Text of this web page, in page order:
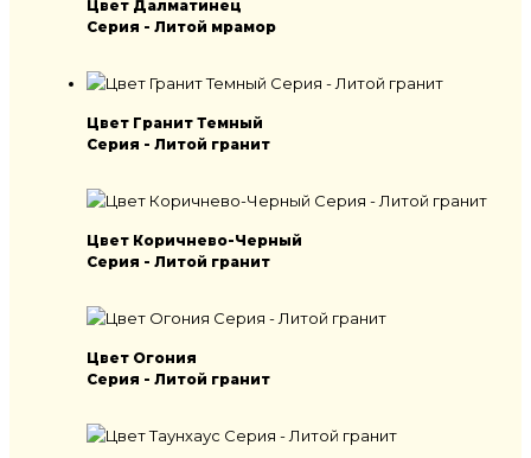
Цвет Далматинец
Серия - Литой мрамор
Цвет Гранит Темный
Серия - Литой гранит
Цвет Коричнево-Черный
Серия - Литой гранит
Цвет Огония
Серия - Литой гранит